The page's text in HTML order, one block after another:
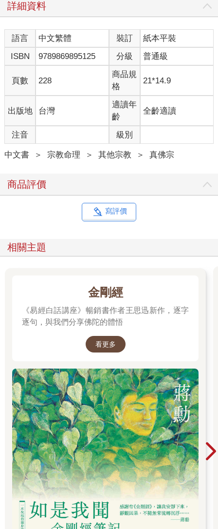
詳細資料
語言 中文繁體 裝訂
紙本平裝
ISBN
9789869895125 分級 普通級
頁數 228
商品規
格
21*14.9
出版地 台灣
適讀年
齡
全齡適讀
注音 級別
中文書 ＞ 宗教命理 ＞ 其他宗教 ＞ 真佛宗
商品評價
寫評價
相關主題
金剛經
《易經白話講座》暢銷書作者王思迅新作，逐字
逐句，與我們分享佛陀的體悟
看更多